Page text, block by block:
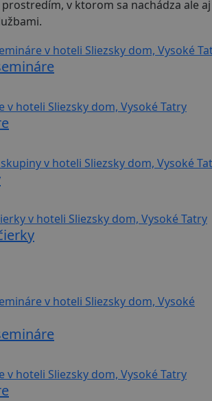
v ktorom sa nachádza ale aj